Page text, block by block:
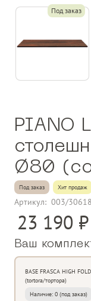
Под заказ
PIANO
Ø80
Под заказ Хит продаж
Артикул: 003/
23 190
Ваш
BASE FRASCA HIGH
(tortora/тортора)
Наличие: 0